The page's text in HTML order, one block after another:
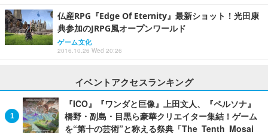
仏産RPG『Edge Of Eternity』最新ショット！光田康
典参加のJRPG風オープンワールド
ゲーム文化
2016.10.26 Wed 20:26
イベントアクセスランキング
『ICO』『ワンダと巨像』上田文人、『ペルソナ』
橋野・副島・目黒ら豪華クリエイター集結！ゲーム
を“第十の芸術”と称える祭典「The Tenth Mosai